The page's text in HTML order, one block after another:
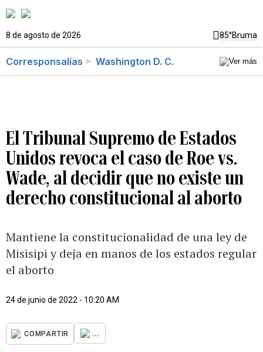
8 de agosto de 2026 85°Bruma
Corresponsalías Washington D. C.
El Tribunal Supremo de Estados
Unidos revoca el caso de Roe vs.
Wade, al decidir que no existe un
derecho constitucional al aborto
Mantiene la constitucionalidad de una ley de
Misisipi y deja en manos de los estados regular
el aborto
24 de junio de 2022 - 10:20 AM
COMPARTIR ...